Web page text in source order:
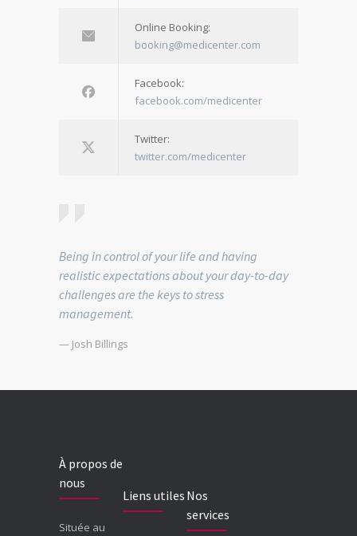
Online Booking:
booking@medicenter.com
Facebook:
facebook.com/medicenter
Twitter:
twitter.com/medicenter
Being in control of your life and having
realistic expectations about your day-to-day
challenges are the keys to stress
management.
— Josh Billings
À propos de
nous
Située au
Liens utiles Nos
services